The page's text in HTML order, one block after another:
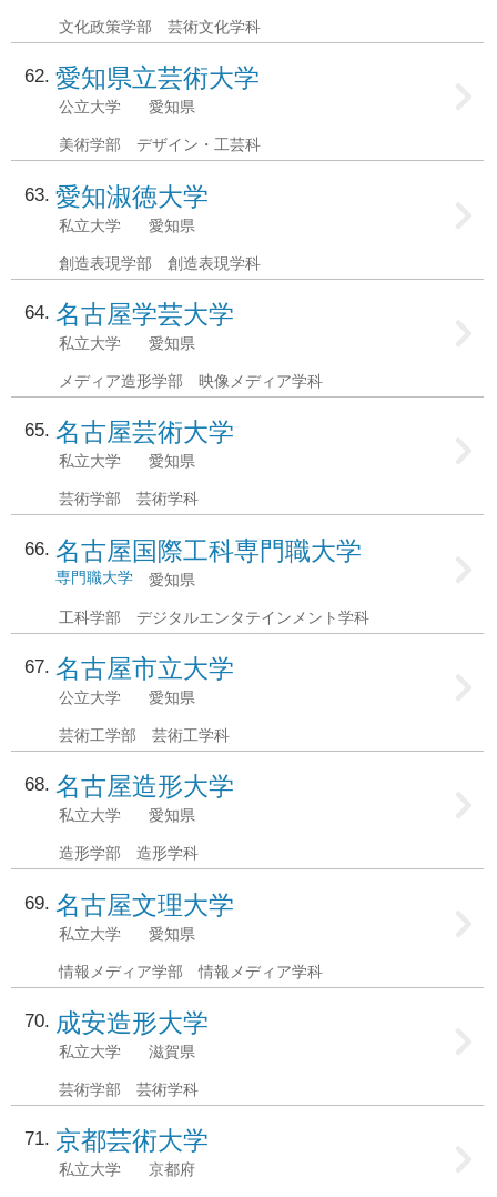
文化政策学部 芸術文化学科
62 愛知県立芸術大学
公立大学 愛知県
美術学部 デザイン・工芸科
63 愛知淑徳大学
私立大学 愛知県
創造表現学部 創造表現学科
64 名古屋学芸大学
私立大学 愛知県
メディア造形学部 映像メディア学科
65 名古屋芸術大学
私立大学 愛知県
芸術学部 芸術学科
66 名古屋国際工科専門職大学
愛知県
専門職大学
工科学部 デジタルエンタテインメント学科
67 名古屋市立大学
公立大学 愛知県
芸術工学部 芸術工学科
68 名古屋造形大学
私立大学 愛知県
造形学部 造形学科
69 名古屋文理大学
私立大学 愛知県
情報メディア学部 情報メディア学科
70 成安造形大学
私立大学 滋賀県
芸術学部 芸術学科
71 京都芸術大学
私立大学 京都府